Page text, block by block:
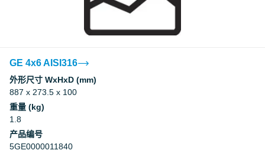
GE 4x6 AISI316
外形尺寸 WxHxD (mm)
887 x 273.5 x 100
重量 (kg)
1.8
产品编号
5GE0000011840